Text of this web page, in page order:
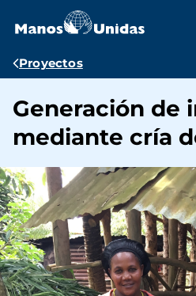
contenido
Ruta
navegación
Proyectos
Generación de
mediante cría